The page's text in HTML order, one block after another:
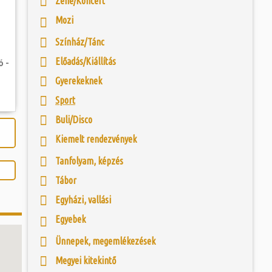
Témapark a
bemutató-
I. századi római
eredeti források
a városalapítás
Egyesület
egyben
a
A találkozó
játékkal és
a lépést a
Mozi
Színház/Tánc
Előadás/Kiállítás
Gyerekeknek
Sport
Buli/Disco
Kiemelt rendezvények
Tanfolyam, képzés
Tábor
Egyházi, vallási
Egyebek
Ünnepek, megemlékezések
Megyei kitekintő
-